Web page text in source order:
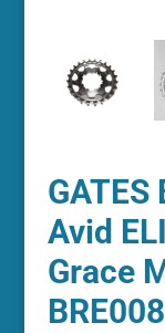
Avid
Grace